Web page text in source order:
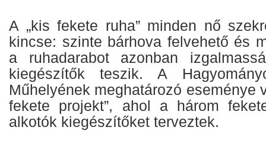
A „kis fekete ruha” minden nő
kincse: szinte bárhova felvehető és
a ruhadarabot azonban
kiegészítők teszik. A
Műhelyének meghatározó eseménye
fekete projekt”, ahol a három
alkotók kiegészítőket terveztek.